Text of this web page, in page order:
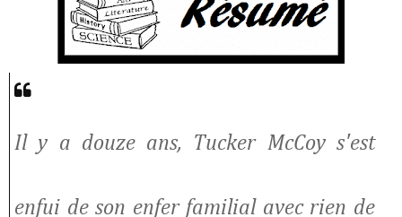
Il y a douze ans, Tucker McCoy s'est
enfui de son enfer familial avec rien de